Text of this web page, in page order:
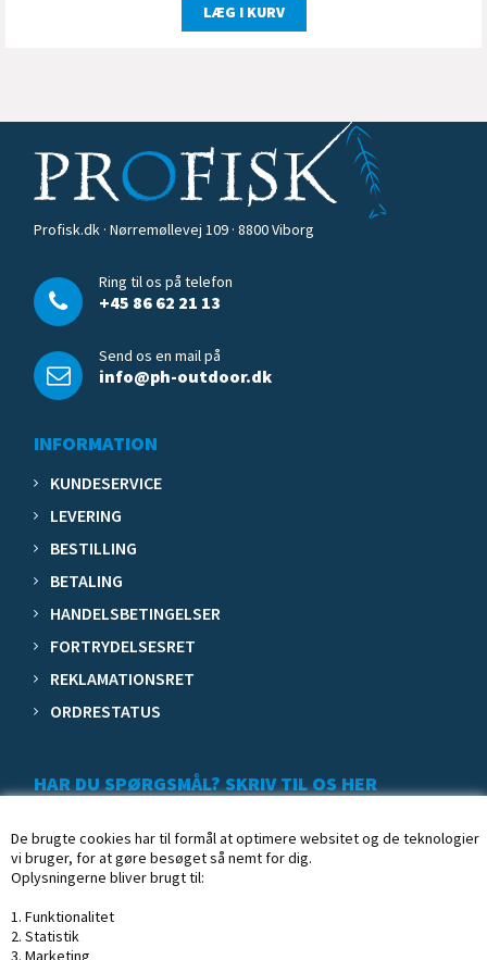
De brugte cookies har til formål at optimere websitet og de teknologier
vi bruger, for at gøre besøget så nemt for dig.
Oplysningerne bliver brugt til:
1. Funktionalitet
2. Statistik
3. Marketing
LÆG I KURV
Profisk.dk · Nørremøllevej 109 · 8800 Viborg
Ring til os på telefon
+45 86 62 21 13
Send os en mail på
info@ph-outdoor.dk
INFORMATION
KUNDESERVICE
LEVERING
BESTILLING
BETALING
HANDELSBETINGELSER
FORTRYDELSESRET
REKLAMATIONSRET
ORDRESTATUS
HAR DU SPØRGSMÅL? SKRIV TIL OS HER